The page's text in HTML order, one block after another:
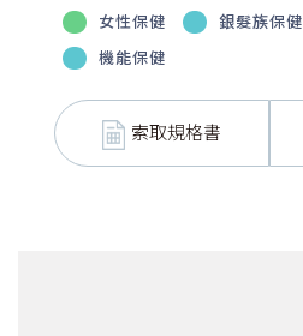
女性保健 銀髮族保健
機能保健
索取規格書